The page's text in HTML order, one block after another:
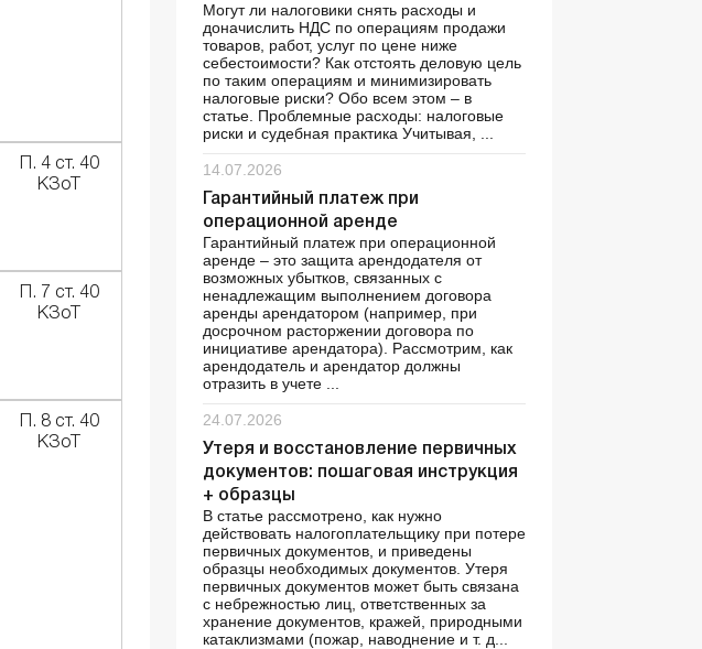
П. 4 ст. 40
КЗоТ
П. 7 ст. 40
КЗоТ
П. 8 ст. 40
КЗоТ
Могут ли налоговики снять расходы и
доначислить НДС по операциям продажи
товаров, работ, услуг по цене ниже
себестоимости? Как отстоять деловую цель
по таким операциям и минимизировать
налоговые риски? Обо всем этом – в
статье. Проблемные расходы: налоговые
риски и судебная практика Учитывая, ...
14.07.2026
Гарантийный платеж при
операционной аренде
Гарантийный платеж при операционной
аренде – это защита арендодателя от
возможных убытков, связанных с
ненадлежащим выполнением договора
аренды арендатором (например, при
досрочном расторжении договора по
инициативе арендатора). Рассмотрим, как
арендодатель и арендатор должны
отразить в учете ...
24.07.2026
Утеря и восстановление первичных
документов: пошаговая инструкция
+ образцы
В статье рассмотрено, как нужно
действовать налогоплательщику при потере
первичных документов, и приведены
образцы необходимых документов. Утеря
первичных документов может быть связана
с небрежностью лиц, ответственных за
хранение документов, кражей, природными
катаклизмами (пожар, наводнение и т. д...